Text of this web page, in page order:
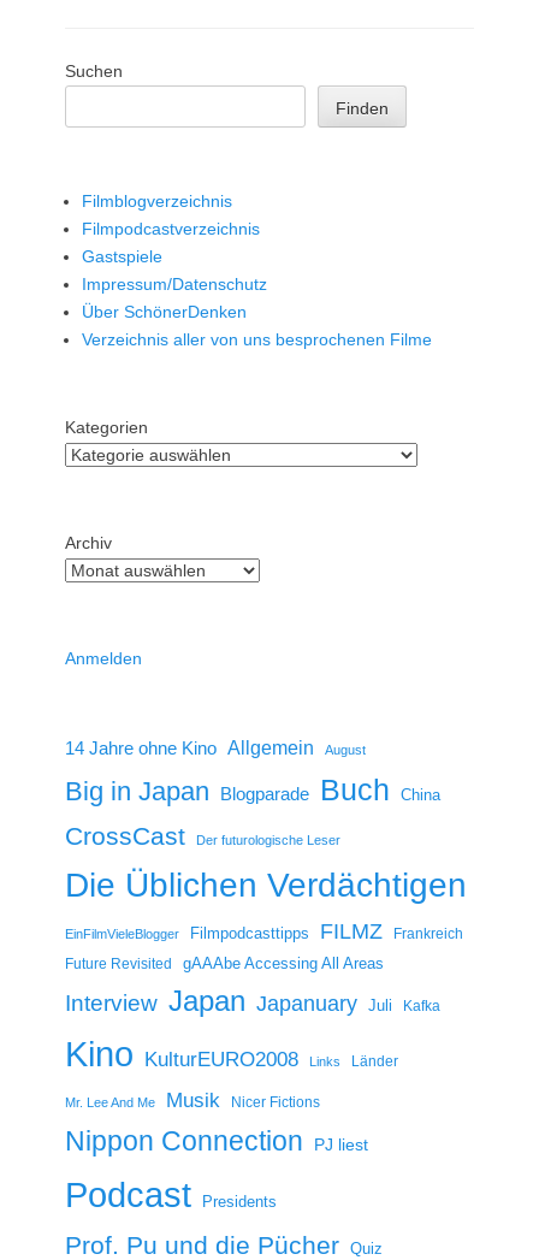
Suchen
Finden
Filmblogverzeichnis
Filmpodcastverzeichnis
Gastspiele
Impressum/Datenschutz
Über SchönerDenken
Verzeichnis aller von uns besprochenen Filme
Kategorien
Archiv
Anmelden
14 Jahre ohne Kino Allgemein August
Big in Japan Blogparade Buch China
CrossCast Der futurologische Leser
Die Üblichen Verdächtigen
EinFilmVieleBlogger Filmpodcasttipps FILMZ
Frankreich
Future Revisited
gAAAbe Accessing All Areas
Interview Japan Japanuary Juli Kafka
Kino KulturEURO2008 Links Länder
Mr. Lee And Me Musik Nicer Fictions
Nippon Connection PJ liest
Podcast Presidents
Prof. Pu und die Pücher Quiz